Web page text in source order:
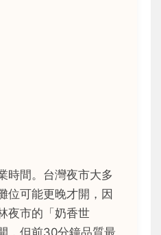
時間。台灣夜市大多
位可能更晚才開，因
夜市的「奶香世
，但前30分鐘品質最